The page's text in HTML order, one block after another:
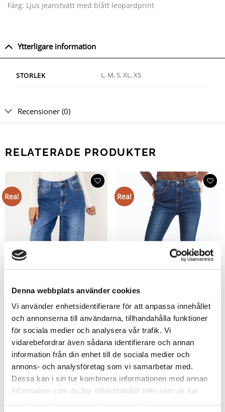
Denna webbplats använder cookies
Vi använder enhetsidentifierare för att anpassa innehållet
och annonserna till användarna, tillhandahålla funktioner
för sociala medier och analysera vår trafik. Vi
vidarebefordrar även sådana identifierare och annan
information från din enhet till de sociala medier och
annons- och analysföretag som vi samarbetar med.
Dessa kan i sin tur kombinera informationen med annan
information som du har tillhandahållit eller som de har
Färg: Ljus jeanstvätt med blått leopardprint
Ytterligare information
STORLEK L, M, S, XL, XS
Recensioner (0)
RELATERADE PRODUKTER
Rea!
Barrie Stretchiga Jeans
699kr
349,50kr
Rea!
Sydney Utsvängda Streatcheans
699kr
489,30 kr